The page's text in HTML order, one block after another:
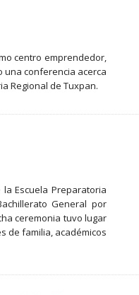
centro emprendedor,
una conferencia acerca
Regional de Tuxpan.
Escuela Preparatoria
General por
ceremonia tuvo lugar
de familia, académicos